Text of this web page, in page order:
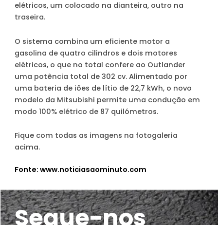
elétricos, um colocado na dianteira, outro na
traseira.
O sistema combina um eficiente motor a
gasolina de quatro cilindros e dois motores
elétricos, o que no total confere ao Outlander
uma potência total de 302 cv. Alimentado por
uma bateria de iões de lítio de 22,7 kWh, o novo
modelo da Mitsubishi permite uma condução em
modo 100% elétrico de 87 quilómetros.
Fique com todas as imagens na fotogaleria
acima.
Fonte: www.noticiasaominuto.com
Segue-nos